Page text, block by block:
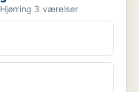
Andelsbolig til salg i 9800 Hjørring 3 værelser